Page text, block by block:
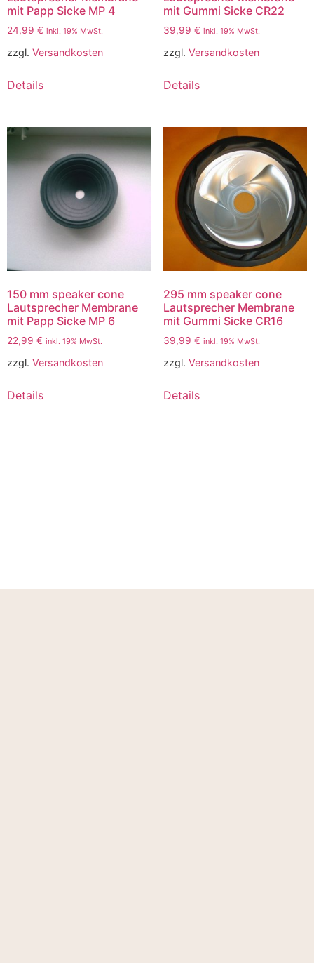
mit Papp Sicke MP 4
24,99 € inkl. 19% MwSt.
zzgl. Versandkosten
Details
mit Gummi Sicke CR22
39,99 € inkl. 19% MwSt.
zzgl. Versandkosten
Details
150 mm speaker cone
Lautsprecher Membrane
mit Papp Sicke MP 6
22,99 € inkl. 19% MwSt.
zzgl. Versandkosten
Details
295 mm speaker cone
Lautsprecher Membrane
mit Gummi Sicke CR16
39,99 € inkl. 19% MwSt.
zzgl. Versandkosten
Details